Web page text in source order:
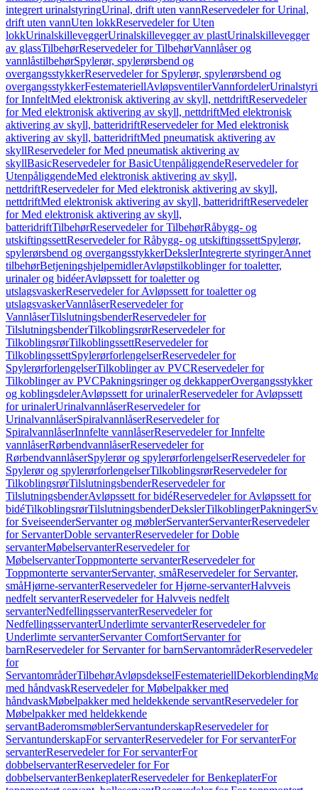
integrert urinalstyringUrinal, drift uten vannReservedeler for Urinal,
drift uten vannUten lokkReservedeler for Uten
lokkUrinalskilleveggerUrinalskillevegger av plastUrinalskillevegger
av glassTilbehørReservedeler for TilbehørVannlåser og
vannlåstilbehørSpylerør, spylerørsbend og
overgangsstykkerReservedeler for Spylerør, spylerørsbend og
overgangsstykkerFestemateriellAvløpsventilerVannfordeler
for InnfeltMed elektronisk aktivering av skyll, nettdriftReservedeler
for Med elektronisk aktivering av skyll, nettdriftMed elektronisk
aktivering av skyll, batteridriftReservedeler for Med elektronisk
aktivering av skyll, batteridriftMed pneumatisk aktivering av
skyllReservedeler for Med pneumatisk aktivering av
skyllBasicReservedeler for BasicUtenpåliggendeReservedeler for
UtenpåliggendeMed elektronisk aktivering av skyll,
nettdriftReservedeler for Med elektronisk aktivering av skyll,
nettdriftMed elektronisk aktivering av skyll, batteridriftReservedeler
for Med elektronisk aktivering av skyll,
batteridriftTilbehørReservedeler for TilbehørRåbygg- og
utskiftingssettReservedeler for Råbygg- og utskiftingssettSpylerør,
spylerørsbend og overgangsstykkerDekslerIntegrerte styringerAnnet
tilbehørBetjeningshjelpemidlerAvløpstilkoblinger for toaletter,
urinaler og bidéerAvløpssett for toaletter og
utslagsvaskerReservedeler for Avløpssett for toaletter og
utslagsvaskerVannlåserReservedeler for
VannlåserTilslutningsbenderReservedeler for
TilslutningsbenderTilkoblingsrørReservedeler for
TilkoblingsrørTilkoblingssettReservedeler for
TilkoblingssettSpylerørforlengelserReservedeler for
SpylerørforlengelserTilkoblinger av PVCReservedeler for
Tilkoblinger av PVCPakningsringer og dekkapperOvergangsstykker
og koblingsdelerAvløpssett for urinalerReservedeler for Avløpssett
for urinalerUrinalvannlåserReservedeler for
UrinalvannlåserSpiralvannlåserReservedeler for
SpiralvannlåserInnfelte vannlåserReservedeler for Innfelte
vannlåserRørbendvannlåserReservedeler for
RørbendvannlåserSpylerør og spylerørforlengelserReservedeler for
Spylerør og spylerørforlengelserTilkoblingsrørReservedeler for
TilkoblingsrørTilslutningsbenderReservedeler for
TilslutningsbenderAvløpssett for bidéReservedeler for Avløpssett for
bidéTilkoblingsrørTilslutningsbenderDekslerTilkoblingerPakninger
for SveiseenderServanter og møblerServanterServanterReservedeler
for ServanterDoble servanterReservedeler for Doble
servanterMøbelservanterReservedeler for
MøbelservanterToppmonterte servanterReservedeler for
Toppmonterte servanterServanter, småReservedeler for Servanter,
småHjørne-servanterReservedeler for Hjørne-servanterHalvveis
nedfelt servanterReservedeler for Halvveis nedfelt
servanterNedfellingsservanterReservedeler for
NedfellingsservanterUnderlimte servanterReservedeler for
Underlimte servanterServanter ComfortServanter for
barnReservedeler for Servanter for barnServantområderReservedeler
for
ServantområderTilbehørAvløpsdekselFestemateriellDekorblending
med håndvaskReservedeler for Møbelpakker med
håndvaskMøbelpakker med heldekkende servantReservedeler for
Møbelpakker med heldekkende
servantBaderomsmøblerServantunderskapReservedeler for
ServantunderskapFor servanterReservedeler for For servanterFor
servanterReservedeler for For servanterFor
dobbelservanterReservedeler for For
dobbelservanterBenkeplaterReservedeler for BenkeplaterFor